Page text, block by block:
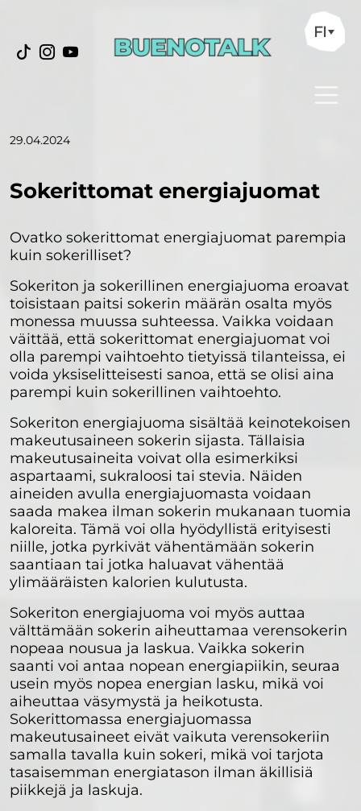
FI
29.04.2024
Sokerittomat energiajuomat
Ovatko sokerittomat energiajuomat parempia
kuin sokerilliset?
Sokeriton ja sokerillinen energiajuoma eroavat
toisistaan paitsi sokerin määrän osalta myös
monessa muussa suhteessa. Vaikka voidaan
väittää, että sokerittomat energiajuomat voi
olla parempi vaihtoehto tietyissä tilanteissa, ei
voida yksiselitteisesti sanoa, että se olisi aina
parempi kuin sokerillinen vaihtoehto.
Sokeriton energiajuoma sisältää keinotekoisen
makeutusaineen sokerin sijasta. Tällaisia
makeutusaineita voivat olla esimerkiksi
aspartaami, sukraloosi tai stevia. Näiden
aineiden avulla energiajuomasta voidaan
saada makea ilman sokerin mukanaan tuomia
kaloreita. Tämä voi olla hyödyllistä erityisesti
niille, jotka pyrkivät vähentämään sokerin
saantiaan tai jotka haluavat vähentää
ylimääräisten kalorien kulutusta.
Sokeriton energiajuoma voi myös auttaa
välttämään sokerin aiheuttamaa verensokerin
nopeaa nousua ja laskua. Vaikka sokerin
saanti voi antaa nopean energiapiikin, seuraa
usein myös nopea energian lasku, mikä voi
aiheuttaa väsymystä ja heikotusta.
Sokerittomassa energiajuomassa
makeutusaineet eivät vaikuta verensokeriin
samalla tavalla kuin sokeri, mikä voi tarjota
tasaisemman energiatason ilman äkillisiä
piikkejä ja laskuja.